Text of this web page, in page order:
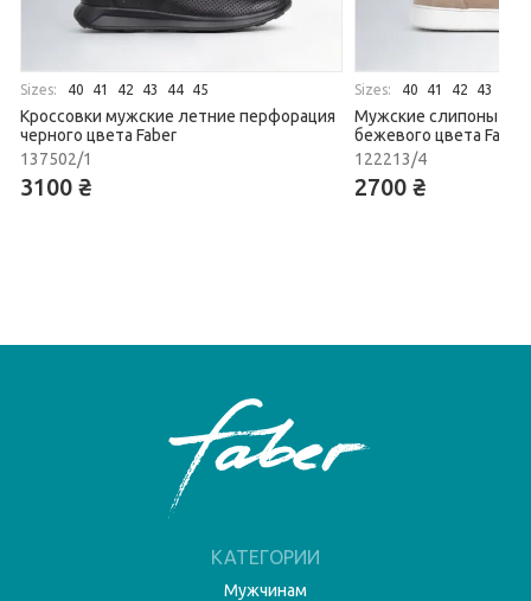
Sizes: 40 41 42 43 44 45
Кроссовки мужские летние перфорация
черного цвета Faber
137502/1
3100 ₴
Sizes: 40 41 42 43
Мужские слипоны
бежевого цвета Faber
122213/4
2700 ₴
КАТЕГОРИИ
Мужчинам